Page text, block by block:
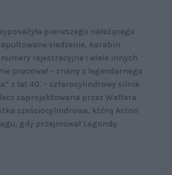
pierwszego należącego
siedzenie, karabin
rejestracyjne i wiele innych
pracował – znany z legendarnego
z lat 40. – czterocylindrowy silnik
zaprojektowana przez Waltera
sześciocylindrowa, którą Aston
gdy przejmował Lagondę.